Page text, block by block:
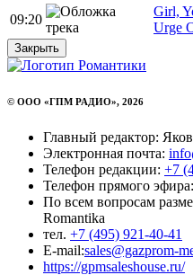
09:20
Girl,
Urge
Закрыть
© ООО «ГПМ РАДИО», 2026
Главный редактор:
Электронная почта:
Телефон редакции: +7
Телефон прямого эфира:
По всем вопросам
Romantika
тел. +7 (495) 921-40-41
E-mail:sales@gazprom-
https://gpmsaleshouse.ru/